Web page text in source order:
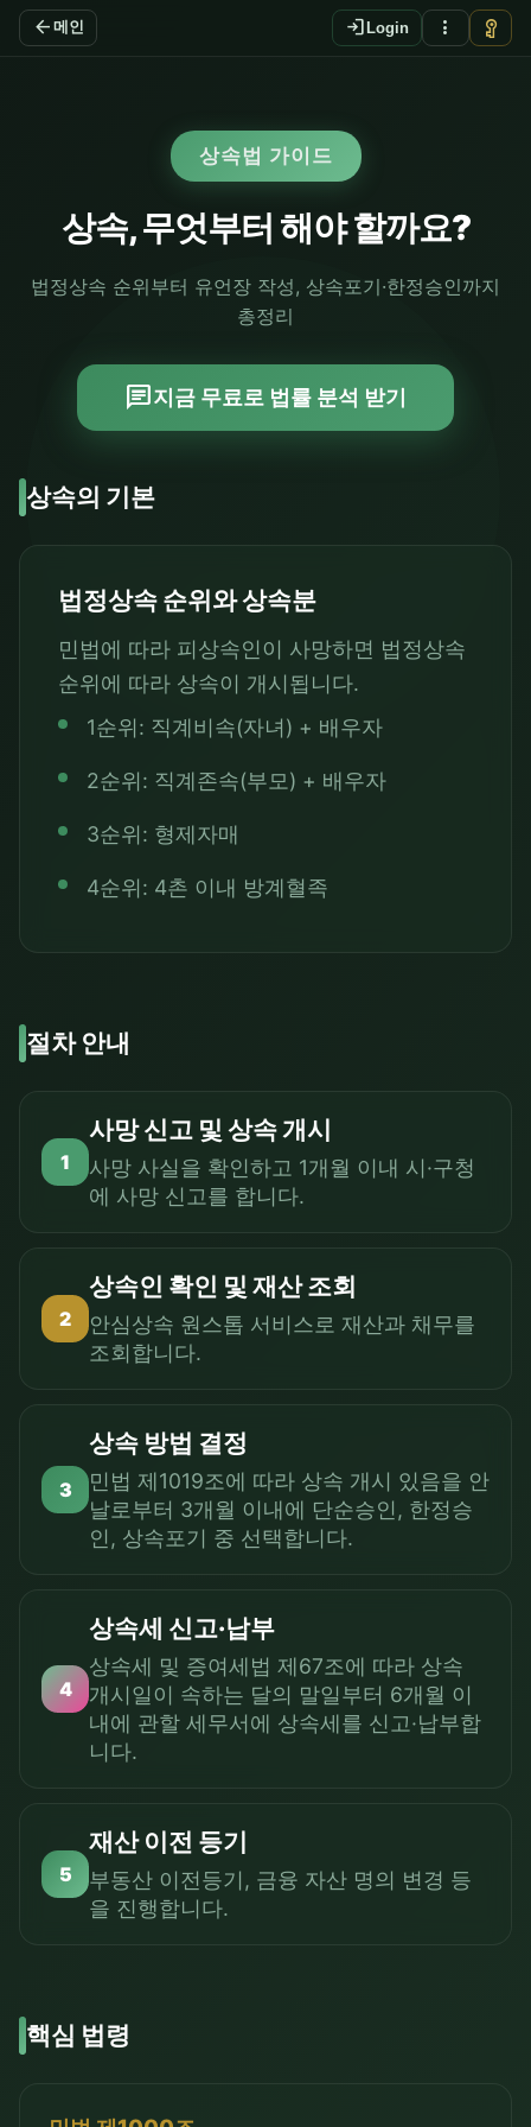
arrow_back 메인 login Login more_vert vpn_key
상속법 가이드
상속, 무엇부터 해야 할까요?
법정상속 순위부터 유언장 작성, 상속포기·한정승인까지
총정리
chat지금 무료로 법률 분석 받기
상속의 기본
법정상속 순위와 상속분
민법에 따라 피상속인이 사망하면 법정상속
순위에 따라 상속이 개시됩니다.
1순위: 직계비속(자녀) + 배우자
2순위: 직계존속(부모) + 배우자
3순위: 형제자매
4순위: 4촌 이내 방계혈족
절차 안내
1
사망 신고 및 상속 개시
사망 사실을 확인하고 1개월 이내 시·구청
에 사망 신고를 합니다.
2
상속인 확인 및 재산 조회
안심상속 원스톱 서비스로 재산과 채무를
조회합니다.
3
상속 방법 결정
민법 제1019조에 따라 상속 개시 있음을 안
날로부터 3개월 이내에 단순승인, 한정승
인, 상속포기 중 선택합니다.
4
상속세 신고·납부
상속세 및 증여세법 제67조에 따라 상속
개시일이 속하는 달의 말일부터 6개월 이
내에 관할 세무서에 상속세를 신고·납부합
니다.
5
재산 이전 등기
부동산 이전등기, 금융 자산 명의 변경 등
을 진행합니다.
핵심 법령